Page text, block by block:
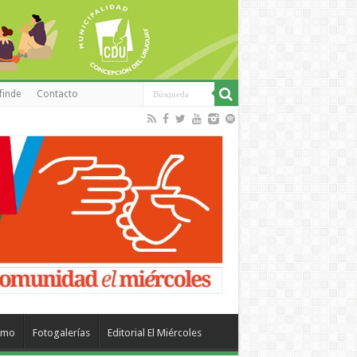
Contacto
Fotogalerías Editorial El Miércoles